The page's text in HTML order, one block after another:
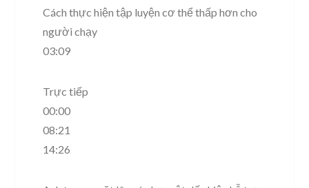
Cách thực hiện tập luyện cơ thể thấp hơn cho
người chạy
03:09
Trực tiếp
00:00
08:21
14:26